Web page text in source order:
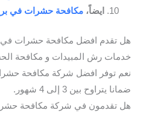
ايضاً، مكافحة حشرات في
هل تقدم افضل مكافحة حشرات في
خدمات رش المبيدات و مكافحة
نعم توفر افضل شركة مكافحة
ضمانا يتراوح بين 3 إلى 4 شهور.
هل تقدمون في شركة مكافحة